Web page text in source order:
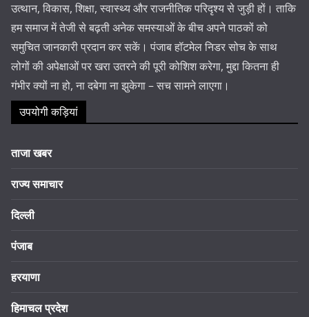
उत्थान, विकास, शिक्षा, स्वास्थ्य और राजनीतिक परिदृश्य से जुड़ी हों। ताकि
हम समाज में तेजी से बढ़ती अनेक समस्याओं के बीच अपने पाठकों को
समुचित जानकारी प्रदान कर सकें। पंजाब हॉटमेल निडर सोच के साथ
लोगों की अपेक्षाओं पर खरा उतरने की पूरी कोशिश करेगा, मुद्दा कितना ही
गंभीर क्यों ना हो, ना दबेगा ना झुकेगा – सच सामने लाएगा।
उपयोगी कड़ियां
ताजा खबर
राज्य समाचार
दिल्ली
पंजाब
हरयाणा
हिमाचल प्रदेश